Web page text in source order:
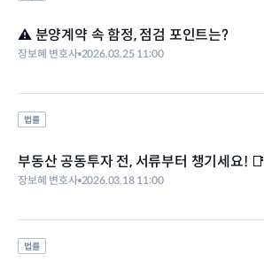
⚠️ 분양계약 속 함정, 점검 포인트는?
장보혜 변호사 2026.03.25 11:00
법률
부동산 공동투자 전, 서류부터 챙기세요! 📑
장보혜 변호사 2026.03.18 11:00
법률